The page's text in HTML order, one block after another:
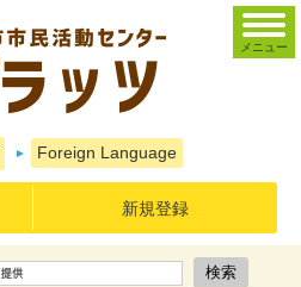
Foreign Language
新規登録
メニュー